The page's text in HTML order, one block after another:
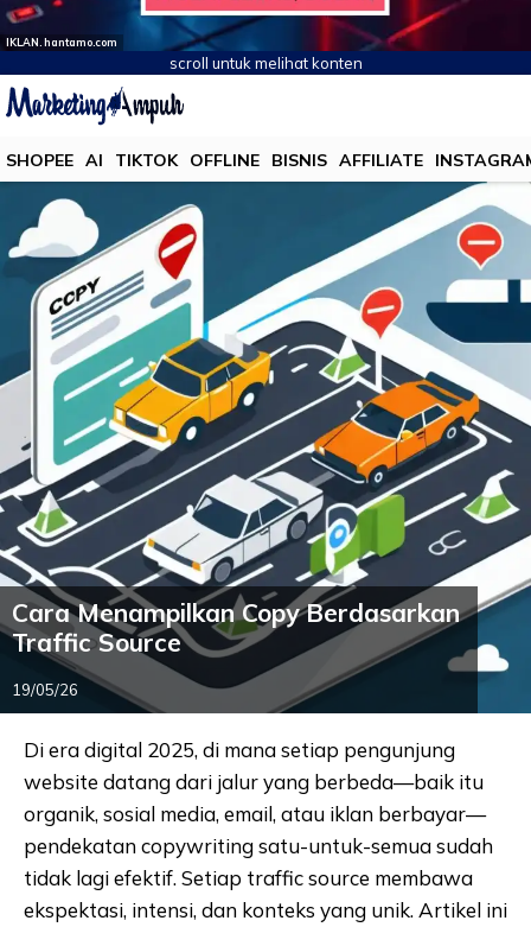
IKLAN. hantamo.com
scroll untuk melihat konten
SHOPEE AI TIKTOK OFFLINE BISNIS AFFILIATE
Cara Menampilkan Copy Berdasarkan
Traffic Source
19/05/26
Di era digital 2025, di mana setiap pengunjung
website datang dari jalur yang berbeda—baik itu
organik, sosial media, email, atau iklan berbayar—
pendekatan copywriting satu-untuk-semua sudah
tidak lagi efektif. Setiap traffic source membawa
ekspektasi, intensi, dan konteks yang unik. Artikel ini